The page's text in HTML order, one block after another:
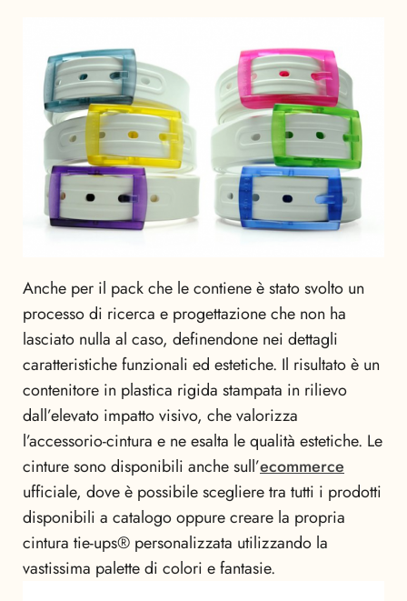
Anche per il pack che le contiene è stato svolto un
processo di ricerca e progettazione che non ha
lasciato nulla al caso, definendone nei dettagli
caratteristiche funzionali ed estetiche. Il risultato è un
contenitore in plastica rigida stampata in rilievo
dall’elevato impatto visivo, che valorizza
l’accessorio-cintura e ne esalta le qualità estetiche. Le
cinture sono disponibili anche sull’ecommerce
ufficiale, dove è possibile scegliere tra tutti i prodotti
disponibili a catalogo oppure creare la propria
cintura tie-ups® personalizzata utilizzando la
vastissima palette di colori e fantasie.